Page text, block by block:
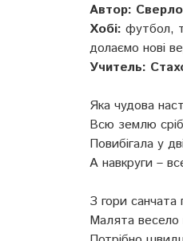
Автор:
Хобі: футбол,
долаємо нові
Учитель:
Яка чудова
Всю землю
Повибігала у
А навкруги –
З гори санчата
Малята весело